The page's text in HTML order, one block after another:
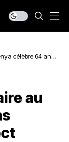
célèbre 64 ans
au